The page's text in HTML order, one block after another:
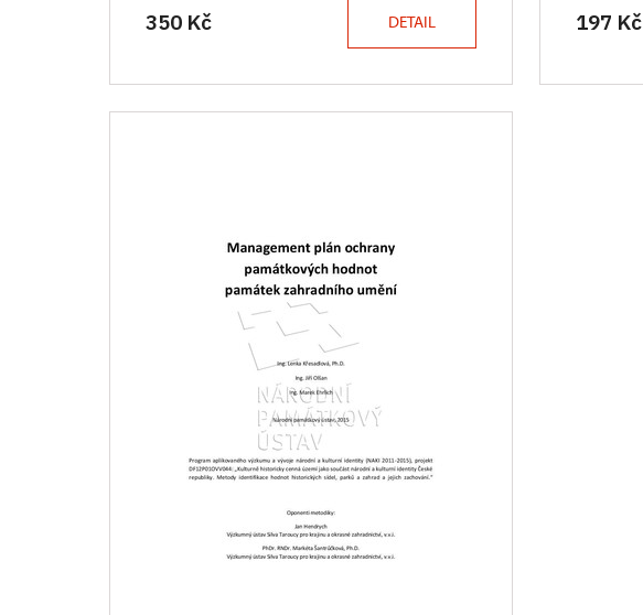
350 Kč DETAIL 197 Kč